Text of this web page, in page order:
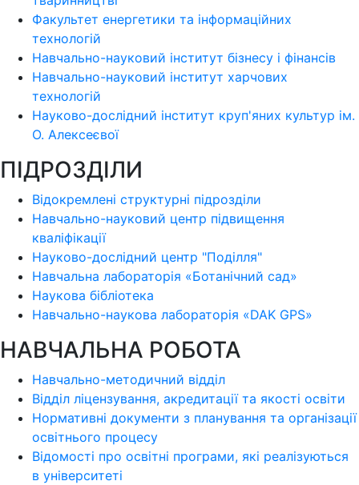
Факультет енергетики та інформаційних
технологій
Навчально-науковий інститут бізнесу і фінансів
Навчально-науковий інститут харчових
технологій
Науково-дослідний інститут круп'яних культур ім.
О. Алексеєвої
ПІДРОЗДІЛИ
Відокремлені структурні підрозділи
Навчально-науковий центр підвищення
кваліфікації
Науково-дослідний центр "Поділля"
Навчальна лабораторія «Ботанічний сад»
Наукова бібліотека
Навчально-наукова лабораторія «DAK GPS»
НАВЧАЛЬНА РОБОТА
Навчально-методичний відділ
Відділ ліцензування, акредитації та якості освіти
Нормативні документи з планування та організації
освітнього процесу
Відомості про освітні програми, які реалізуються
в університеті